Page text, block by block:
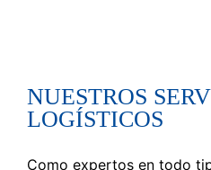
NUESTROS
LOGÍSTICOS
Como expertos en todo